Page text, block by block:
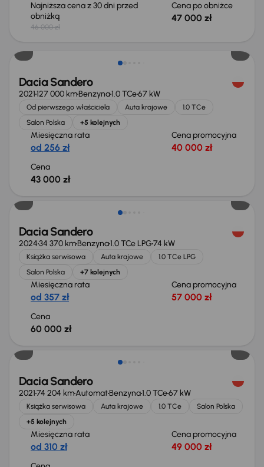
Najniższa cena z 30 dni przed
obniżką
46 000 zł
Cena po obniżce
47 000 zł
Dacia Sandero
2021127 000 kmBenzyna1.0 TCe67 kW
Od pierwszego właściciela Auta krajowe
1.0 TCe
Salon Polska
+5 kolejnych
Miesięczna rata
od 256 zł
Cena promocyjna
40 000 zł
Cena
43 000 zł
Dacia Sandero
202434 370 kmBenzyna1.0 TCe LPG74 kW
Książka serwisowa Auta krajowe
1.0 TCe LPG
Salon Polska
+7 kolejnych
Miesięczna rata
od 357 zł
Cena promocyjna
57 000 zł
Cena
60 000 zł
Świeżo skupione
Dacia Sandero
202174 204 kmAutomatBenzyna1.0 TCe67 kW
Książka serwisowa Auta krajowe 1.0 TCe
Salon Polska
+5 kolejnych
Miesięczna rata
od 310 zł
Cena promocyjna
49 000 zł